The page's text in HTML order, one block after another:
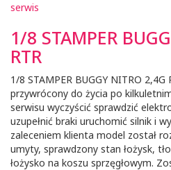
serwis
1/8 STAMPER
RTR
1/8 STAMPER BUGGY NITRO
przywrócony do życia po
serwisu wyczyścić sprawdzić
uzupełnić braki uruchomić silnik i
zaleceniem klienta model został
umyty, sprawdzony stan łożysk,
łożysko na koszu sprzęgłowym.